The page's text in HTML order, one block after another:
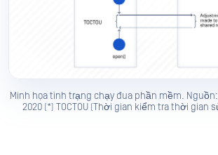
Minh họa tình trạng chạy đua phần mềm. Nguồn:
2020 (*) TOCTOU (Thời gian kiểm tra thời gian